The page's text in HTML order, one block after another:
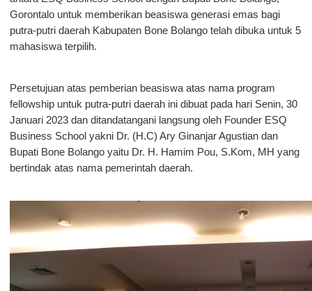
Gorontalo untuk memberikan beasiswa generasi emas bagi
putra-putri daerah Kabupaten Bone Bolango telah dibuka untuk 5
mahasiswa terpilih.
Persetujuan atas pemberian beasiswa atas nama program
fellowship untuk putra-putri daerah ini dibuat pada hari Senin, 30
Januari 2023 dan ditandatangani langsung oleh Founder ESQ
Business School yakni Dr. (H.C) Ary Ginanjar Agustian dan
Bupati Bone Bolango yaitu Dr. H. Hamim Pou, S.Kom, MH yang
bertindak atas nama pemerintah daerah.